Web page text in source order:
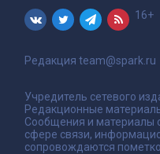
16+
Редакция team@spark.ru
Учредитель сетевого
Редакционные
Сообщения и материалы
сфере связи,
сопровождаются